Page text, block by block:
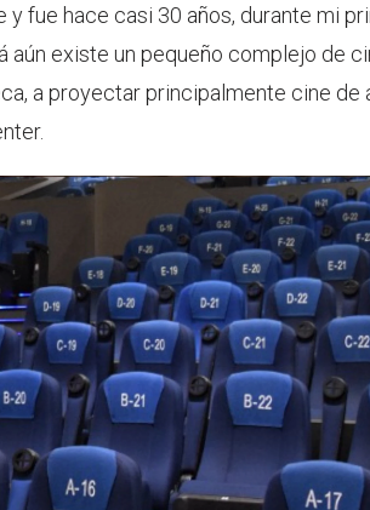
fue hace casi 30 años, durante mi
aún existe un pequeño complejo de
a proyectar principalmente cine de